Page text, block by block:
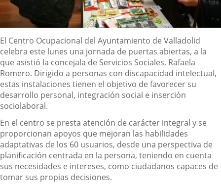
Descripción
El Centro Ocupacional del Ayuntamiento de Valladolid
celebra este lunes una jornada de puertas abiertas, a la
que asistió la concejala de Servicios Sociales, Rafaela
Romero. Dirigido a personas con discapacidad intelectual,
estas instalaciones tienen el objetivo de favorecer su
desarrollo personal, integración social e inserción
sociolaboral.
En el centro se presta atención de carácter integral y se
proporcionan apoyos que mejoran las habilidades
adaptativas de los 60 usuarios, desde una perspectiva de
planificación centrada en la persona, teniendo en cuenta
sus necesidades e intereses, como ciudadanos capaces de
tomar sus propias decisiones.